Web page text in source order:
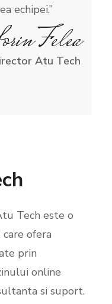
echipei.”
Felea
Atu Tech
Tech este o
ofera
prin
online
si suport.